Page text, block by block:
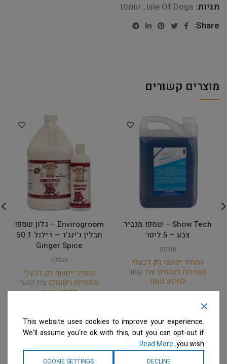
תגיות: Isle Of Dogs
, שמפו
Share:
מוצרים קשורים
Show Tech – שמפו מגביר
צבע – 5 ליטר
שמפו
המחיר ייחשף רק לבעלי
מספרות רשומים צרו קשר
למידע נוסף
Envirogroom – גלון שמפו
תבלין ג’ינג’ר – דילול 50:1
Ginger Spice
שמפו
המחיר ייחשף רק לבעלי
מספרות רשומים צרו קשר
למידע נוסף
This website uses cookies to improve your experience.
We'll assume you're ok with this, but you can opt-out if
you wish.
Read More
DECLINE
COOKIE SETTINGS